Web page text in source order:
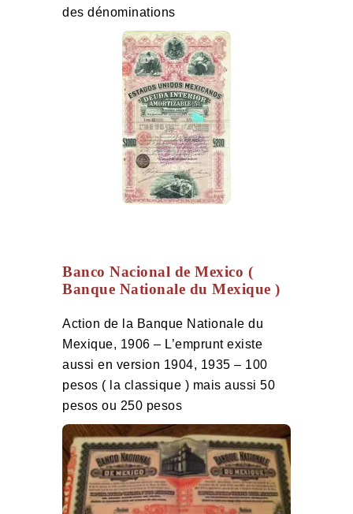
des dénominations
Banco Nacional de Mexico (
Banque Nationale du Mexique )
Action de la Banque Nationale du
Mexique, 1906 – L’emprunt existe
aussi en version 1904, 1935 – 100
pesos ( la classique ) mais aussi 50
pesos ou 250 pesos